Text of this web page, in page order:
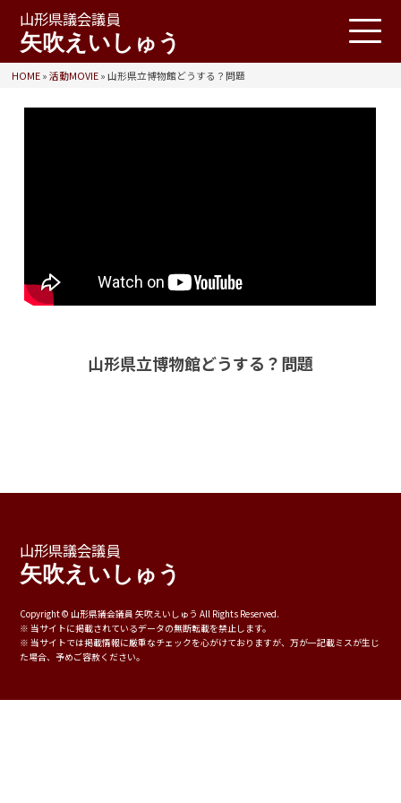
山形県議会議員
矢吹えいしゅう
HOME» 活動MOVIE»山形県立博物館どうする？問題
山形県立博物館どうする？問題
山形県議会議員
矢吹えいしゅう
Copyright © ⼭形県議会議員 ⽮吹えいしゅう All Rights Reserved.
※ 当サイトに掲載されているデータの無断転載を禁⽌します。
※ 当サイトでは掲載情報に厳重なチェックを⼼がけておりますが、万が⼀記載ミスが⽣じ
た場合、予めご容赦ください。